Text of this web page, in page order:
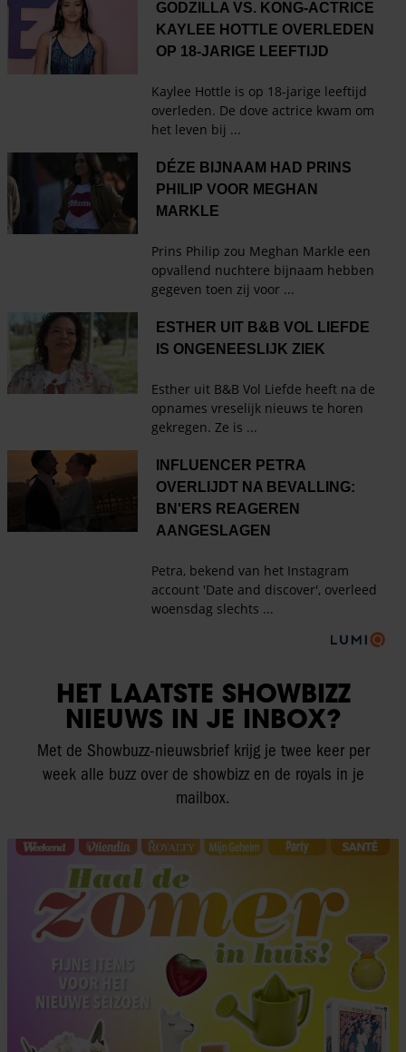
HET LAATSTE SHOWBIZZ
NIEUWS IN JE INBOX?
Met de Showbuzz-nieuwsbrief krijg je twee keer per
week alle buzz over de showbizz en de royals in je
mailbox.